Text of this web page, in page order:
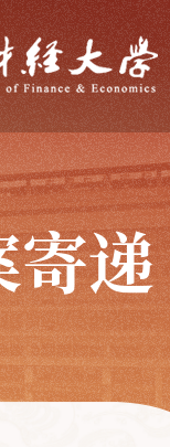
寄递